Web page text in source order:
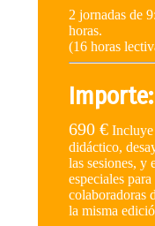
2 jornadas de
horas.
(16 horas
Importe:
690 € Incluye
didáctico,
las sesiones, y
especiales
colaboradoras
la misma